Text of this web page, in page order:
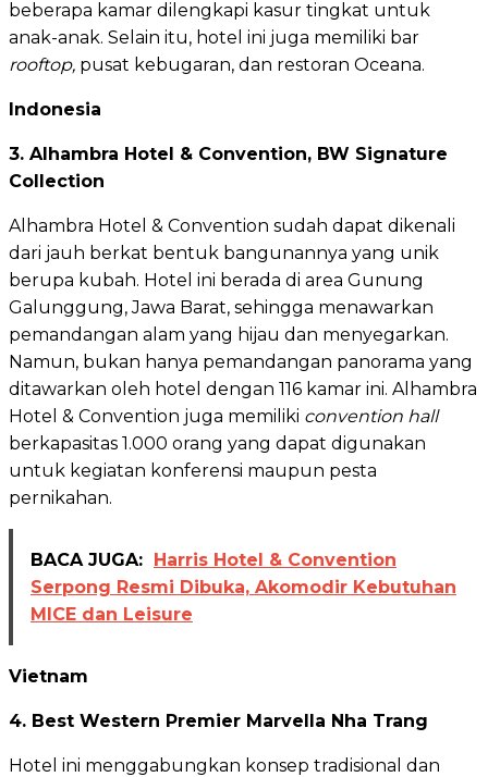
beberapa kamar dilengkapi kasur tingkat untuk
anak-anak. Selain itu, hotel ini juga memiliki bar
rooftop, pusat kebugaran, dan restoran Oceana.
Indonesia
3. Alhambra Hotel & Convention, BW Signature
Collection
Alhambra Hotel & Convention sudah dapat dikenali
dari jauh berkat bentuk bangunannya yang unik
berupa kubah. Hotel ini berada di area Gunung
Galunggung, Jawa Barat, sehingga menawarkan
pemandangan alam yang hijau dan menyegarkan.
Namun, bukan hanya pemandangan panorama yang
ditawarkan oleh hotel dengan 116 kamar ini. Alhambra
Hotel & Convention juga memiliki convention hall
berkapasitas 1.000 orang yang dapat digunakan
untuk kegiatan konferensi maupun pesta
pernikahan.
BACA JUGA: Harris Hotel & Convention
Serpong Resmi Dibuka, Akomodir Kebutuhan
MICE dan Leisure
Vietnam
4. Best Western Premier Marvella Nha Trang
Hotel ini menggabungkan konsep tradisional dan